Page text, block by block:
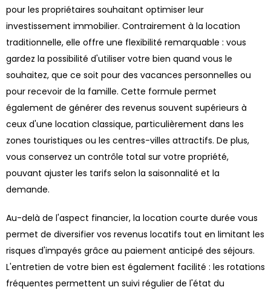
pour les propriétaires souhaitant optimiser leur
investissement immobilier. Contrairement à la location
traditionnelle, elle offre une flexibilité remarquable : vous
gardez la possibilité d'utiliser votre bien quand vous le
souhaitez, que ce soit pour des vacances personnelles ou
pour recevoir de la famille. Cette formule permet
également de générer des revenus souvent supérieurs à
ceux d'une location classique, particulièrement dans les
zones touristiques ou les centres-villes attractifs. De plus,
vous conservez un contrôle total sur votre propriété,
pouvant ajuster les tarifs selon la saisonnalité et la
demande.
Au-delà de l'aspect financier, la location courte durée vous
permet de diversifier vos revenus locatifs tout en limitant les
risques d'impayés grâce au paiement anticipé des séjours.
L'entretien de votre bien est également facilité : les rotations
fréquentes permettent un suivi régulier de l'état du